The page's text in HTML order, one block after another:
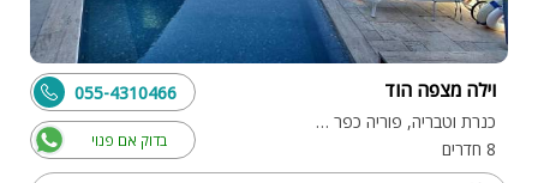
וילה מצפה הוד
כנרת וטבריה, פוריה כפר עבודה
8 חדרים
בדוק אם פנוי
055-4310466